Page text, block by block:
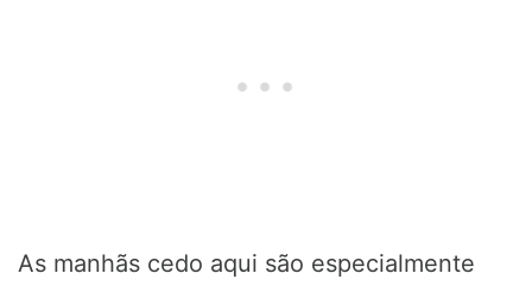
As manhãs cedo aqui são especialmente